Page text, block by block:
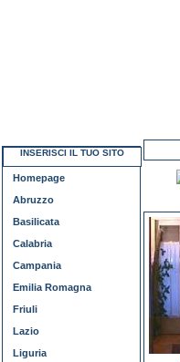
INSERISCI IL TUO SITO
Homepage
Abruzzo
Basilicata
Calabria
Campania
Emilia Romagna
Friuli
Lazio
Liguria